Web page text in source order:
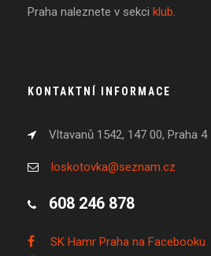
Praha naleznete v sekci klub
KONTAKTNÍ INFORMACE
Vltavanů 1542, 147 00, Praha 4
loskotovka@seznam.cz
608 246 878
SK Hamr Praha na Facebooku